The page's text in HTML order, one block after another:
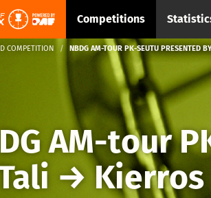
Competitions
COMPETITION NBDG AM-TOUR PK-SEUTU PRESENTED
AM-tour
→Kierros